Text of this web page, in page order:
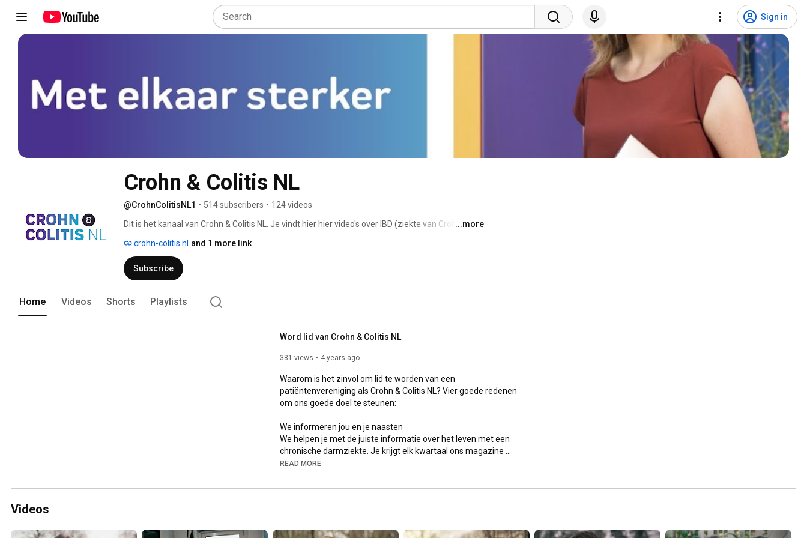
Sign in
Crohn & Colitis NL
@CrohnColitisNL1 • 514 subscribers • 124 videos
Dit is het kanaal van Crohn & Colitis NL. Je vindt hier hier video's over IBD (ziekte van Crohn en
...more
crohn-colitis.nl and 1 more link
Subscribe
Home Videos Shorts Playlists
Word lid van Crohn & Colitis NL
381 views 4 years ago
Waarom is het zinvol om lid te worden van een
patiëntenvereniging als Crohn & Colitis NL? Vier goede redenen
om ons goede doel te steunen:
We informeren jou en je naasten
We helpen je met de juiste informatie over het leven met een
chronische darmziekte. Je krijgt elk kwartaal ons magazine
Crohniek en we houden je goed op de hoogte via onze website
informatiefolders.
Dat kan op verschillende manieren: online in onze
READ MORE
Videos